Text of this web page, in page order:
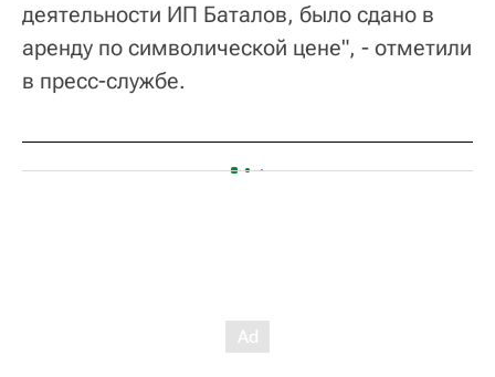
деятельности ИП Баталов, было сдано в
аренду по символической цене", - отметили
в пресс-службе.